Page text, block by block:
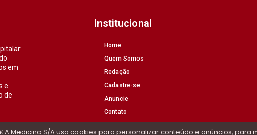
em
e
de
Institucional
Home
Quem Somos
Redação
Cadastre-se
Anuncie
Contato
A Medicina S/A usa cookies para personalizar conteúdo e anúncios, para